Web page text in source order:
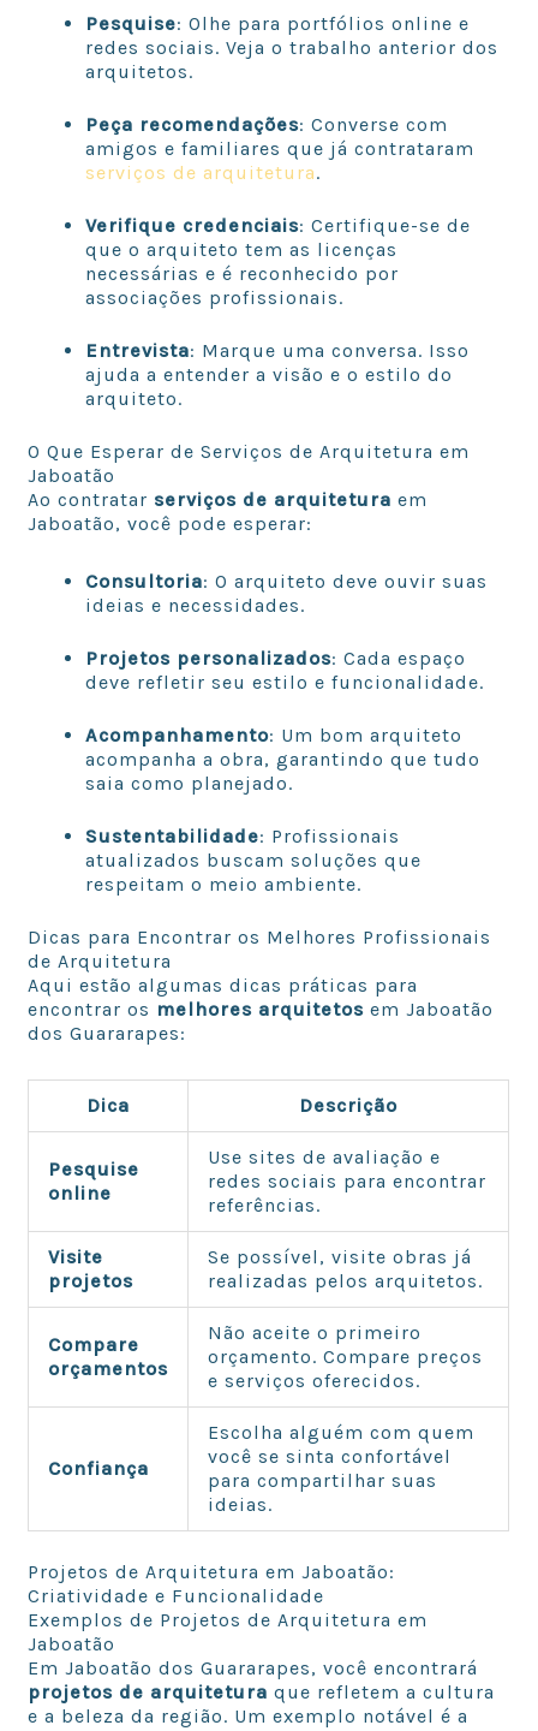
Pesquise: Olhe para portfólios online e
redes sociais. Veja o trabalho anterior dos
arquitetos.
Peça recomendações: Converse com
amigos e familiares que já contrataram
serviços de arquitetura.
Verifique credenciais: Certifique-se de
que o arquiteto tem as licenças
necessárias e é reconhecido por
associações profissionais.
Entrevista: Marque uma conversa. Isso
ajuda a entender a visão e o estilo do
arquiteto.
O Que Esperar de Serviços de Arquitetura em
Jaboatão
Ao contratar serviços de arquitetura em
Jaboatão, você pode esperar:
Consultoria: O arquiteto deve ouvir suas
ideias e necessidades.
Projetos personalizados: Cada espaço
deve refletir seu estilo e funcionalidade.
Acompanhamento: Um bom arquiteto
acompanha a obra, garantindo que tudo
saia como planejado.
Sustentabilidade: Profissionais
atualizados buscam soluções que
respeitam o meio ambiente.
Dicas para Encontrar os Melhores Profissionais
de Arquitetura
Aqui estão algumas dicas práticas para
encontrar os melhores arquitetos em Jaboatão
dos Guararapes:
Dica Descrição
Pesquise
online
Use sites de avaliação e
redes sociais para encontrar
referências.
Visite
projetos
Se possível, visite obras já
realizadas pelos arquitetos.
Compare
orçamentos
Não aceite o primeiro
orçamento. Compare preços
e serviços oferecidos.
Confiança
Escolha alguém com quem
você se sinta confortável
para compartilhar suas
ideias.
Projetos de Arquitetura em Jaboatão:
Criatividade e Funcionalidade
Exemplos de Projetos de Arquitetura em
Jaboatão
Em Jaboatão dos Guararapes, você encontrará
projetos de arquitetura que refletem a cultura
e a beleza da região. Um exemplo notável é a